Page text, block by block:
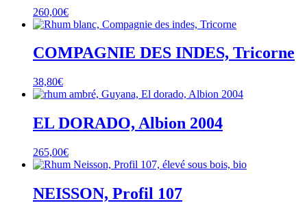
260,00€
COMPAGNIE DES INDES, Tricorne
38,80€
EL DORADO, Albion 2004
265,00€
NEISSON, Profil 107